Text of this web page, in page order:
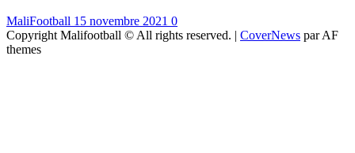
MaliFootball 15 novembre 2021 0
Copyright Malifootball © All rights reserved. | CoverNews par AF
themes